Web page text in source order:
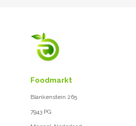
Foodmarkt
Blankenstein 265
7943 PG